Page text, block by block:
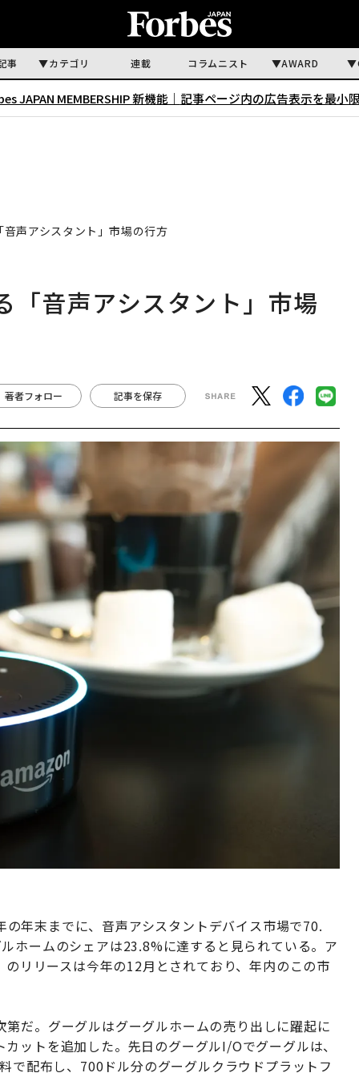
事 カテゴリ 連載 コラムニスト AWARD
JAPAN MEMBERSHIP 新機能｜ 記事ページ内の広告表示を最小
声アシスタント」市場の行方
「音声アシスタント」市場
著者フォロー 記事を保存
年末までに、音声アシスタントデバイス市場で70.
ホームのシェアは23.8%に達すると見られている。ア
リリースは今年の12月とされており、年内のこの市
だ。グーグルはグーグルホームの売り出しに躍起に
ットを追加した。先日のグーグルI/Oでグーグルは、
で配布し、700ドル分のグーグルクラウドプラットフ